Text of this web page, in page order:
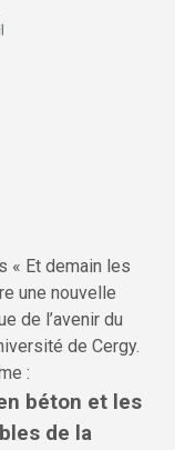
« Et demain les
une nouvelle
de l’avenir du
de Cergy.
:
béton et les
de la